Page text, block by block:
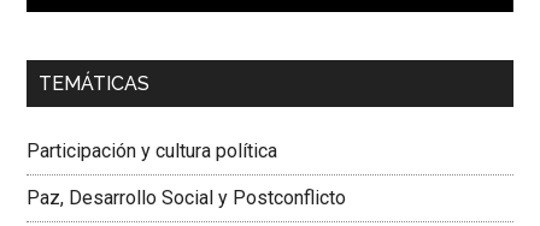
00:00 01:04
Dra. Carolina Corcho Mejía,Presidenta Corporación
Colombiana
TEMÁTICAS
Participación y cultura política
Paz, Desarrollo Social y Postconflicto